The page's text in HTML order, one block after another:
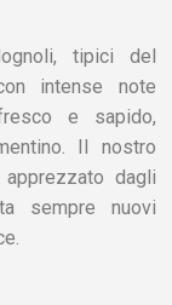
tipici del
intense note
e sapido,
Il nostro
apprezzato dagli
sempre nuovi